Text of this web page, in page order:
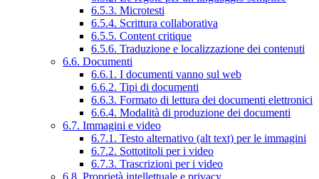
6.5.3. Microtesti
6.5.4. Scrittura collaborativa
6.5.5. Content critique
6.5.6. Traduzione e localizzazione dei contenuti
6.6. Documenti
6.6.1. I documenti vanno sul web
6.6.2. Tipi di documenti
6.6.3. Formato di lettura dei documenti elettronici
6.6.4. Modalità di produzione dei documenti
6.7. Immagini e video
6.7.1. Testo alternativo (alt text) per le immagini
6.7.2. Sottotitoli per i video
6.7.3. Trascrizioni per i video
6.8. Proprietà intellettuale e privacy